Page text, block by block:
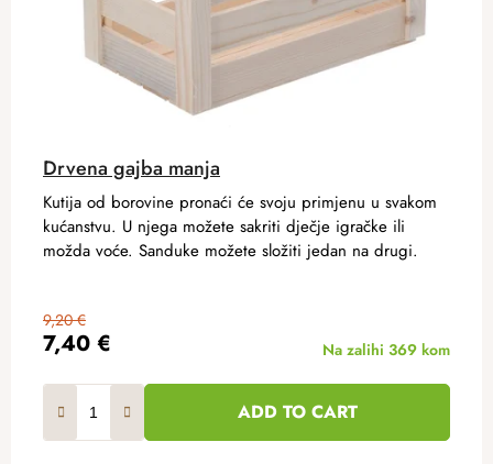
Drvena gajba manja
7,40 €
9,20 €
Na zalihi 369 kom
ADD TO CART
Kutija od borovine pronaći će svoju primjenu u svakom
kućanstvu. U njega možete sakriti dječje igračke ili
možda voće. Sanduke možete složiti jedan na drugi.